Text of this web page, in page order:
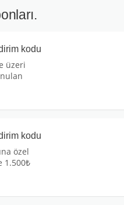
kodu
üzeri
kodu
özel
1.500₺